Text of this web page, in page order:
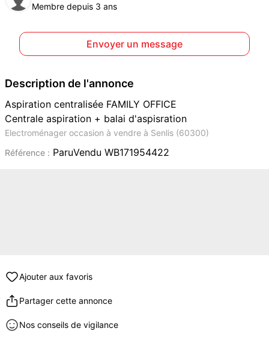
Membre depuis 3 ans
Envoyer un message
Description de l'annonce
Aspiration centralisée FAMILY OFFICE
Centrale aspiration + balai d'aspisration
Electroménager occasion à vendre à Senlis (60300)
Référence : ParuVendu WB171954422
Ajouter aux favoris
Partager cette annonce
Nos conseils de vigilance